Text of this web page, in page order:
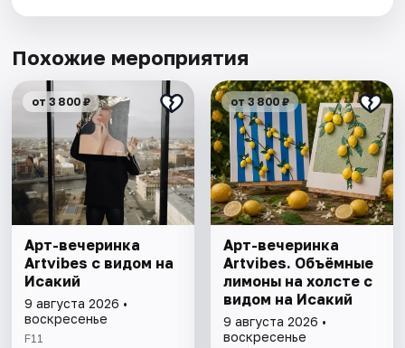
Похожие мероприятия
от 3 800 ₽
Арт-вечеринка
Artvibes с видом на
Исакий
9 августа 2026 •
воскресенье
F11
от 3 800 ₽
Арт-вечеринка
Artvibes. Объёмные
лимоны на холсте с
видом на Исакий
9 августа 2026 •
воскресенье